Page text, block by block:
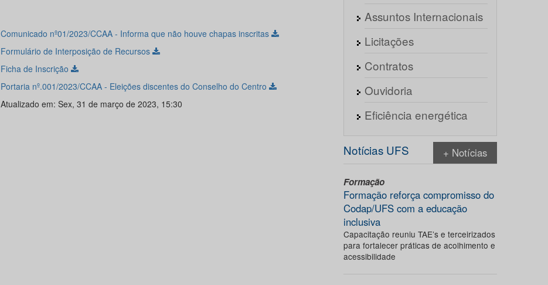
Comunicado nº01/2023/CCAA - Informa que não houve chapas inscritas
Formulário de Interposição de Recursos
Ficha de Inscrição
Portaria nº.001/2023/CCAA - Eleições discentes do Conselho do Centro
Atualizado em: Sex, 31 de março de 2023, 15:30
Assuntos Internacionais
Licitações
Contratos
Ouvidoria
Eficiência energética
Notícias UFS + Notícias
Formação
Formação reforça compromisso do
Codap/UFS com a educação
inclusiva
Capacitação reuniu TAE’s e terceirizados
para fortalecer práticas de acolhimento e
acessibilidade